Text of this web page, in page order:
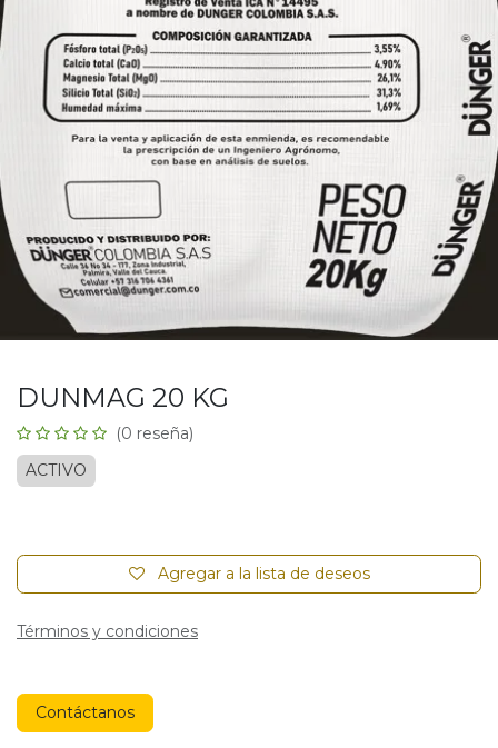
DUNMAG 20 KG
(0 reseña)
ACTIVO
Agregar a la lista de deseos
Términos y condiciones
Contáctanos